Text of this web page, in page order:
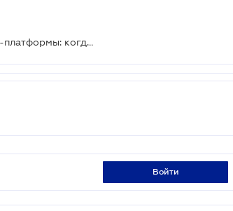
Продажа товаров нерезидентам через онлайн-платформы: когда признавать доход
войти